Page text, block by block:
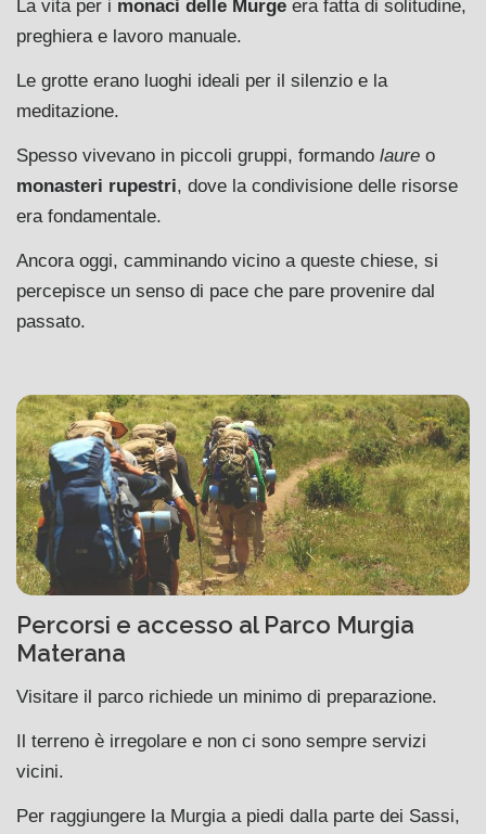
La vita per i monaci delle Murge era fatta di solitudine,
preghiera e lavoro manuale.
Le grotte erano luoghi ideali per il silenzio e la
meditazione.
Spesso vivevano in piccoli gruppi, formando laure o
monasteri rupestri, dove la condivisione delle risorse
era fondamentale.
Ancora oggi, camminando vicino a queste chiese, si
percepisce un senso di pace che pare provenire dal
passato.
Percorsi e accesso al Parco Murgia
Materana
Visitare il parco richiede un minimo di preparazione.
Il terreno è irregolare e non ci sono sempre servizi
vicini.
Per raggiungere la Murgia a piedi dalla parte dei Sassi,